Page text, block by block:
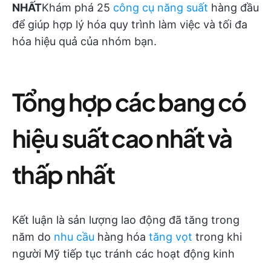
NHẤTKhám phá 25 công cụ năng suất hàng đầu
để giúp hợp lý hóa quy trình làm việc và tối đa
hóa hiệu quả của nhóm bạn.
Tổng hợp các bang có
hiệu suất cao nhất và
thấp nhất
Kết luận là sản lượng lao động đã tăng trong
năm do nhu cầu hàng hóa tăng vọt trong khi
người Mỹ tiếp tục tránh các hoạt động kinh